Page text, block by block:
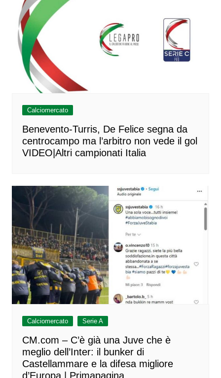
Calciomercato
Benevento-Turris, De Felice segna da
centrocampo ma l’arbitro non vede il gol
VIDEO|Altri campionati Italia
Calciomercato Serie A
CM.com – C’è già una Juve che è
meglio dell’Inter: il bunker di
Castellammare e la difesa migliore
d’Europa | Primapagina